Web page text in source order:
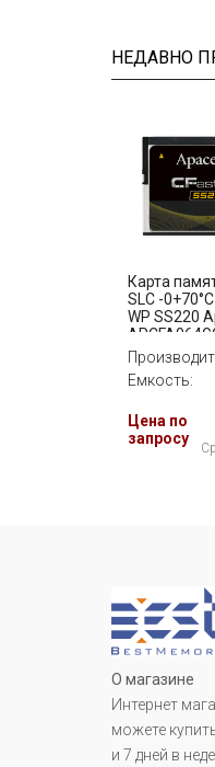
НЕДАВНО
Карта
SLC -
WP SS220
Емкость:
Цена по
запросу
О магазине
Интернет
можете
и 7 дней в